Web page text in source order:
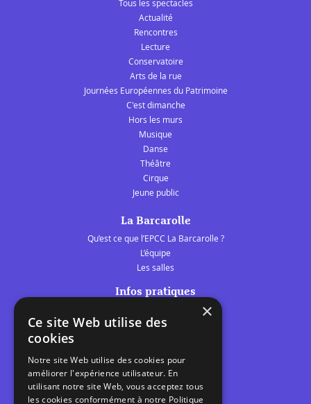
Tous les spectacles
Actualité
Rencontres
Lecture
Conservatoire
Arts de la rue
Journées Européennes du Patrimoine
C'est dimanche
Hors les murs
Musique
Danse
Théâtre
Cirque
Jeune public
La Barcarolle
Qu’est ce que l’EPCC La Barcarolle ?
L’équipe
Les salles
Infos pratiques
Les belles scènes audomaroises
Calendrier
Programme des spectacles
×
Ce site Web utilise des
cookies
Notre site Web utilise des cookies pour
améliorer l'expérience utilisateur. En
utilisant notre site Web, vous acceptez tous
les cookies conformément à notre Politique